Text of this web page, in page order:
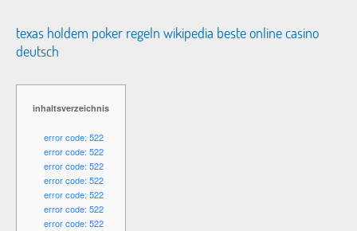
texas holdem poker regeln wikipedia beste online casino
deutsch
inhaltsverzeichnis
error code: 522
error code: 522
error code: 522
error code: 522
error code: 522
error code: 522
error code: 522